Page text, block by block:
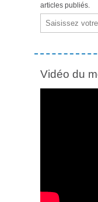
articles publiés.
Email
Vidéo du